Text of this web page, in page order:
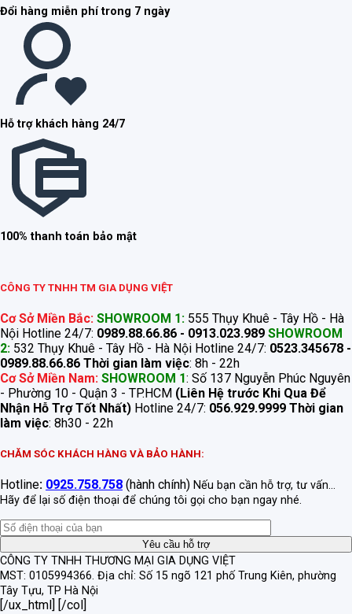
Đổi hàng miễn phí trong 7 ngày
Hỗ trợ khách hàng 24/7
100% thanh toán bảo mật
CÔNG TY TNHH TM GIA DỤNG VIỆT
Cơ Sở Miền Bắc: SHOWROOM 1: 555 Thụy Khuê - Tây Hồ - Hà
Nội Hotline 24/7: 0989.88.66.86 - 0913.023.989 SHOWROOM
2: 532 Thụy Khuê - Tây Hồ - Hà Nội Hotline 24/7: 0523.345678 -
0989.88.66.86 Thời gian làm việc: 8h - 22h
Cơ Sở Miền Nam: SHOWROOM 1: Số 137 Nguyễn Phúc Nguyên
- Phường 10 - Quận 3 - TP.HCM (Liên Hệ trước Khi Qua Để
Nhận Hỗ Trợ Tốt Nhất) Hotline 24/7: 056.929.9999 Thời gian
làm việc: 8h30 - 22h
CHĂM SÓC KHÁCH HÀNG VÀ BẢO HÀNH:
Hotline: 0925.758.758 (hành chính) Nếu bạn cần hỗ trợ, tư vấn...
Hãy để lại số điện thoại để chúng tôi gọi cho bạn ngay nhé.
CÔNG TY TNHH THƯƠNG MẠI GIA DỤNG VIỆT
MST: 0105994366. Địa chỉ: Số 15 ngõ 121 phố Trung Kiên, phường
Tây Tựu, TP Hà Nội
[/ux_html] [/col]